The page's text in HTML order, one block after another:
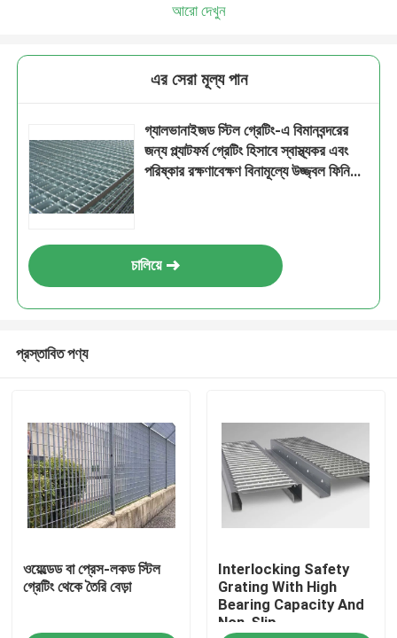
আরো দেখুন
এর সেরা মূল্য পান
গ্যালভানাইজড স্টিল গ্রেটিং-এ বিমানবন্দরের
জন্য প্ল্যাটফর্ম গ্রেটিং হিসাবে স্বাস্থ্যকর এবং
পরিষ্কার রক্ষণাবেক্ষণ বিনামূল্যে উজ্জ্বল ফিনিশ
চালিয়ে
প্রস্তাবিত পণ্য
ওয়েল্ডেড বা প্রেস-লকড স্টিল
গ্রেটিং থেকে তৈরি বেড়া
Interlocking Safety
Grating With High
Bearing Capacity And
Non-Slip